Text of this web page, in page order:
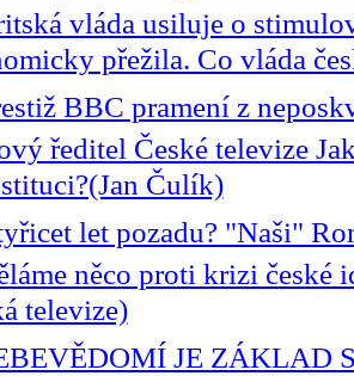
vláda usiluje o
přežila. Co vláda
BBC pramení z
ředitel České televize
Čulík)
let pozadu? "Naši"
něco proti krizi české
televize)
JE ZÁKLAD